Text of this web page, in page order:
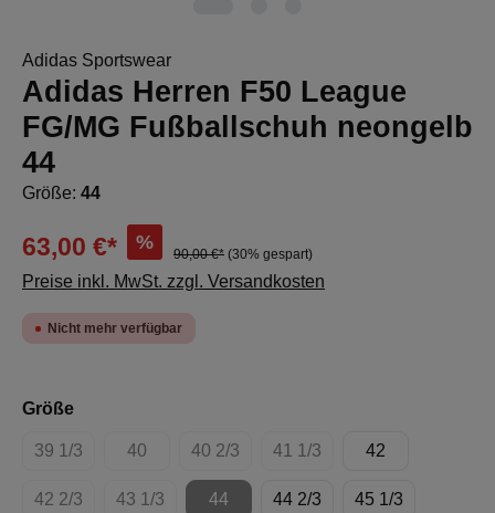
Adidas Sportswear
Adidas Herren F50 League
FG/MG Fußballschuh neongelb
44
Größe: 44
63,00 €* %
90,00 €* (30% gespart)
Preise inkl. MwSt. zzgl. Versandkosten
Nicht mehr verfügbar
Größeauswählen
39 1/3
(Diese Option ist zurzeit nicht verfügbar.)
40
(Diese Option ist zurzeit nicht verfügbar.)
40 2/3
(Diese Option ist zurzeit nicht
41 1/3
(Diese Option ist zurzeit
42
42 2/3
(Diese Option ist zurzeit nicht verfügbar.)
43 1/3
(Diese Option ist zurzeit nicht verfügbar.)
44
(Diese Option ist zurzeit nicht
44 2/3 45 1/3